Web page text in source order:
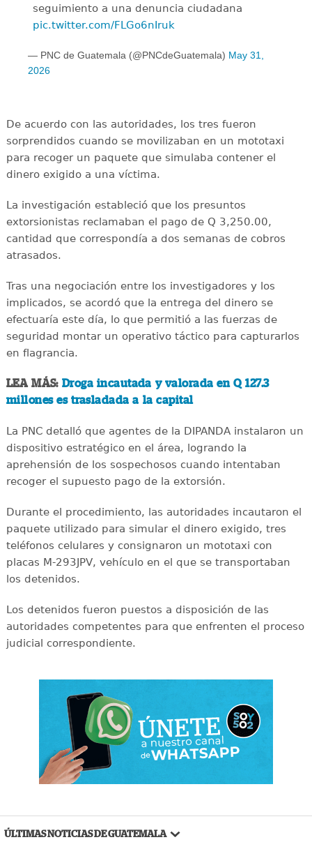
seguimiento a una denuncia ciudadana
pic.twitter.com/FLGo6nIruk
— PNC de Guatemala (@PNCdeGuatemala) May 31,
2026
De acuerdo con las autoridades, los tres fueron
sorprendidos cuando se movilizaban en un mototaxi
para recoger un paquete que simulaba contener el
dinero exigido a una víctima.
La investigación estableció que los presuntos
extorsionistas reclamaban el pago de Q 3,250.00,
cantidad que correspondía a dos semanas de cobros
atrasados.
Tras una negociación entre los investigadores y los
implicados, se acordó que la entrega del dinero se
efectuaría este día, lo que permitió a las fuerzas de
seguridad montar un operativo táctico para capturarlos
en flagrancia.
LEA MÁS: Droga incautada y valorada en Q 127.3
millones es trasladada a la capital
La PNC detalló que agentes de la DIPANDA instalaron un
dispositivo estratégico en el área, logrando la
aprehensión de los sospechosos cuando intentaban
recoger el supuesto pago de la extorsión.
Durante el procedimiento, las autoridades incautaron el
paquete utilizado para simular el dinero exigido, tres
teléfonos celulares y consignaron un mototaxi con
placas M-293JPV, vehículo en el que se transportaban
los detenidos.
Los detenidos fueron puestos a disposición de las
autoridades competentes para que enfrenten el proceso
judicial correspondiente.
ÚLTIMAS NOTICIAS DE GUATEMALA